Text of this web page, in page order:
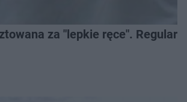
za "lepkie ręce".